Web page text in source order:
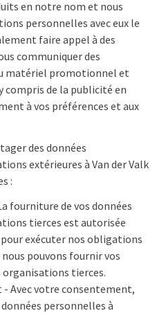
en notre nom et nous
personnelles avec eux le
faire appel à des
communiquer des
matériel promotionnel et
de la publicité en
à vos préférences et aux
des données
extérieures à Van der Valk
:
fourniture de vos données
tierces est autorisée
exécuter nos obligations
pouvons fournir vos
organisations tierces.
Avec votre consentement,
personnelles à